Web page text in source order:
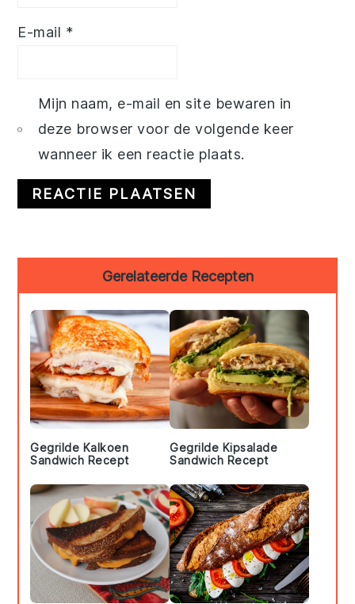
E-mail *
Mijn naam, e-mail en site bewaren in
deze browser voor de volgende keer
wanneer ik een reactie plaats.
Sidebar
Gerelateerde Recepten
Gegrilde Kalkoen
Sandwich Recept
Gegrilde Kipsalade
Sandwich Recept